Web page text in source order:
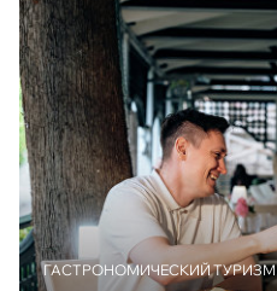
ГАСТРОНОМИЧЕСКИЙ ТУРИЗМ